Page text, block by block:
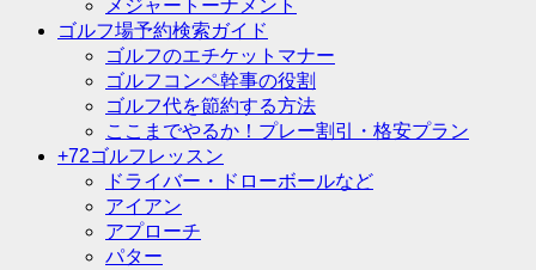
メジャートーナメント
ゴルフ場予約検索ガイド
ゴルフのエチケットマナー
ゴルフコンペ幹事の役割
ゴルフ代を節約する方法
ここまでやるか！プレー割引・格安プラン
+72ゴルフレッスン
ドライバー・ドローボールなど
アイアン
アプローチ
パター